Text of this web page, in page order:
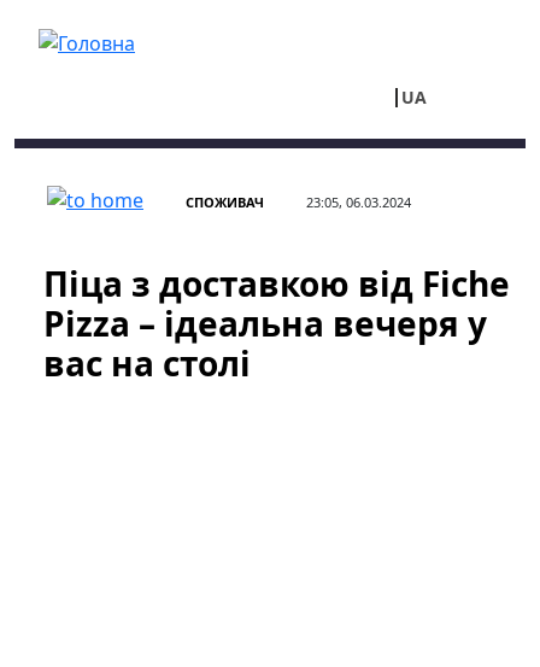
UA
СПОЖИВАЧ 23:05, 06.03.2024
Піца з доставкою від Fiche
Pizza – ідеальна вечеря у
вас на столі